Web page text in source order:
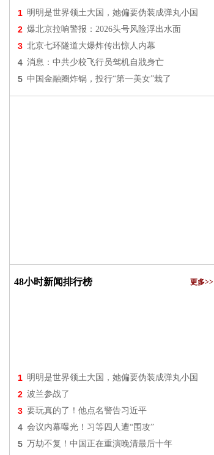
1 明明是世界领土大国，她偏要伪装成弹丸小国
2 爆北京拉响警报：2026头号风险浮出水面
3 北京七环隧道大爆炸传出惊人内幕
4 消息：中共少校飞行员驾机自戕身亡
5 中国金融圈炸锅，投行“第一美女”栽了
48小时新闻排行榜 更多>>
1 明明是世界领土大国，她偏要伪装成弹丸小国
2 波兰参战了
3 要玩真的了！他点名警告习近平
4 会议内幕曝光！习等四人遭“围攻”
5 万劫不复！中国正在重演晚清最后十年